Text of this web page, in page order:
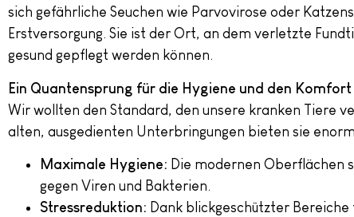
sich gefährliche Seuchen wie Parvovirose oder
Erstversorgung. Sie ist der Ort, an dem verletzte
gesund gepflegt werden können.
Ein Quantensprung für die Hygiene und den Komfort
Wir wollten den Standard, den unsere kranken Tiere
alten, ausgedienten Unterbringungen bieten sie
Maximale Hygiene: Die modernen Oberflächen
gegen Viren und Bakterien.
Stressreduktion: Dank blickgeschützter